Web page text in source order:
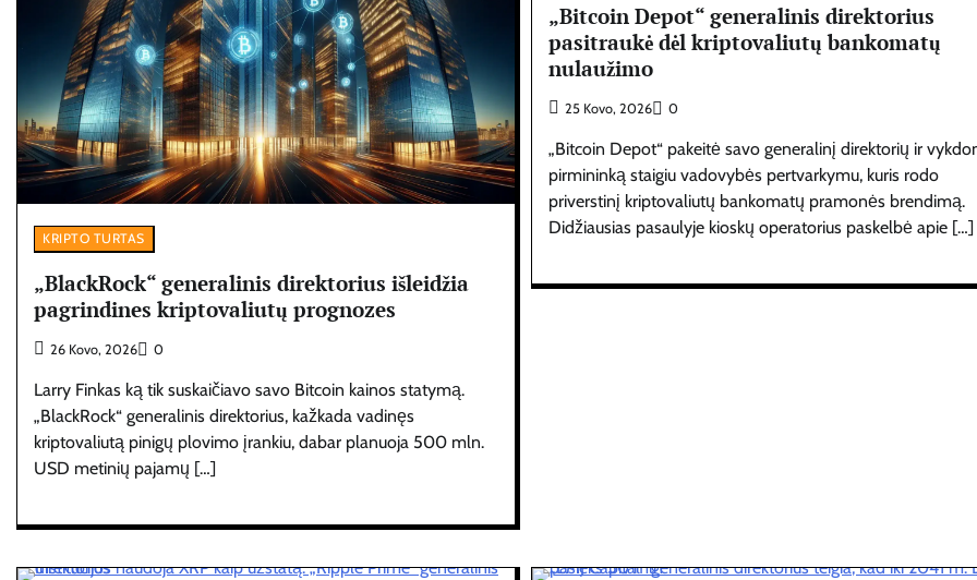
KRIPTO TURTAS
„BlackRock“ generalinis direktorius išleidžia
pagrindines kriptovaliutų prognozes
26 Kovo, 2026 0
Larry Finkas ką tik suskaičiavo savo Bitcoin kainos statymą.
„BlackRock“ generalinis direktorius, kažkada vadinęs
kriptovaliutą pinigų plovimo įrankiu, dabar planuoja 500 mln.
USD metinių pajamų […]
„Bitcoin Depot“ generalinis direktorius
pasitraukė dėl kriptovaliutų bankomatų
nulaužimo
25 Kovo, 2026 0
„Bitcoin Depot“ pakeitė savo generalinį direktorių ir
pirmininką staigiu vadovybės pertvarkymu, kuris rodo
priverstinį kriptovaliutų bankomatų pramonės brendimą.
Didžiausias pasaulyje kioskų operatorius paskelbė apie […]